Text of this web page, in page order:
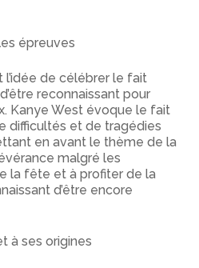
épreuves
de célébrer le fait
reconnaissant pour
Kanye West évoque le fait
difficultés et de tragédies
en avant le thème de la
malgré les
la fête et à profiter de la
d’être encore
à ses origines